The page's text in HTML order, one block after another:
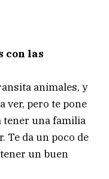
con las
animales, y
ver, pero te pone
tener una familia
Te da un poco de
un buen